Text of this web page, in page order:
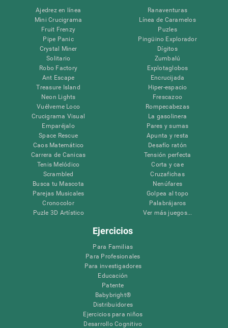
Ajedrez en línea
Mini Crucigrama
Fruit Frenzy
Pipe Panic
Crystal Miner
Solitario
Robo Factory
Ant Escape
Treasure Island
Neon Lights
Vuélveme Loco
Crucigrama Visual
Emparéjalo
Space Rescue
Caos Matemático
Carrera de Canicas
Tenis Melódico
Scrambled
Busca tu Mascota
Parejas Musicales
Cronocolor
Puzle 3D Artístico
Ranaventuras
Línea de Caramelos
Puzles
Pingüino Explorador
Dígitos
Zumbalú
Explotaglobos
Encrucijada
Hiper-espacio
Frescazoo
Rompecabezas
La gasolinera
Pares y sumas
Apunta y resta
Desafío ratón
Tensión perfecta
Corta y cae
Cruzafichas
Nenúfares
Golpea al topo
Palabrájaros
Ver más juegos...
Ejercicios
Para Familias
Para Profesionales
Para investigadores
Educación
Patente
Babybright®
Distribuidores
Ejercicios para niños
Desarrollo Cognitivo